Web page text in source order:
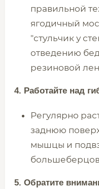
правильной
ягодичный
"стульчик у
отведению
резиновой
4. Работайте над
Регулярно
заднюю
мышцы и
5. Обратите